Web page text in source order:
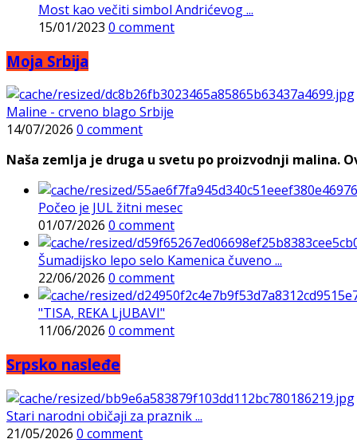
Most kao večiti simbol Andrićevog ...
15/01/2023 0 comment
Moja Srbija
Maline - crveno blago Srbije
14/07/2026 0 comment
Naša zemlja je druga u svetu po proizvodnji malina.
Počeo je JUL žitni mesec
01/07/2026 0 comment
Šumadijsko lepo selo Kamenica čuveno ...
22/06/2026 0 comment
"TISA, REKA LjUBAVI"
11/06/2026 0 comment
Srpsko nasleđe
Stari narodni običaji za praznik ...
21/05/2026 0 comment